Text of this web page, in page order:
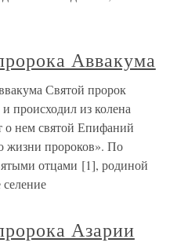
Аввакума
Святой пророк
происходил из колена
о нем святой Епифаний
жизни пророков». По
отцами [1], родиной
Азарии